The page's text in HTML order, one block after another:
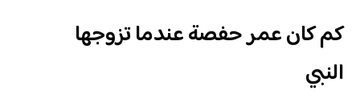
كم كان عمر حفصة عندما تزوجها
النبي